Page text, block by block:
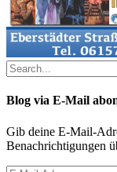
Blog via E-Mail
Gib deine E-Mail-
Benachrichtigungen